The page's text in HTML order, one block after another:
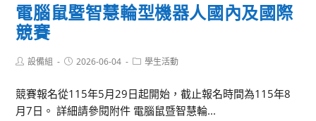
向
擁
AIx
機
電腦鼠暨智慧輪型機器人國內及國際
競賽
Post設備組
Post2026-06-04
Post學生活動
競賽報名從115年5月29日起開始，截止報名時間為115年8
月7日。 詳細請參閱附件 電腦鼠暨智慧輪...